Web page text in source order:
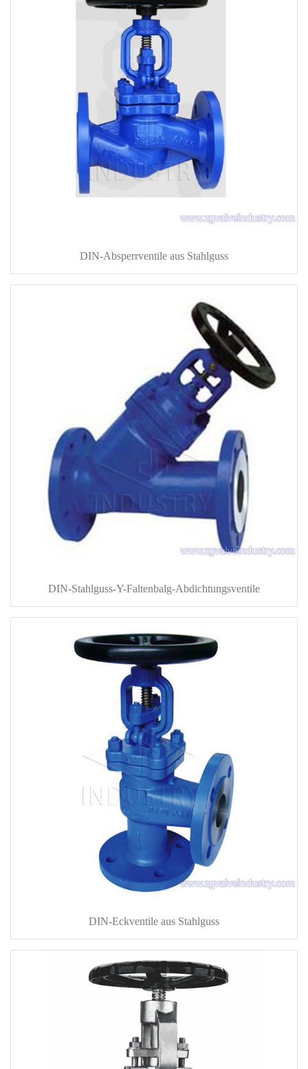
DIN-Absperrventile aus Stahlguss
DIN-Stahlguss-Y-Faltenbalg-Abdichtungsventile
DIN-Eckventile aus Stahlguss